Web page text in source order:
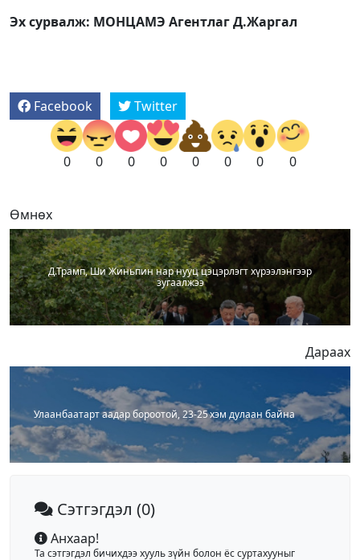
Эх сурвалж: МОНЦАМЭ Агентлаг Д.Жаргал
Facebook Twitter
0 0 0 0 0 0 0 0
Өмнөх
Д.Трамп, Ши Жиньпин нар нууц цэцэрлэгт хүрээлэнгээр
зугаалжээ
Дараах
Улаанбаатарт аадар бороотой, 23-25 хэм дулаан байна
Сэтгэгдэл (0)
Анхаар!
Та сэтгэгдэл бичихдээ хууль зүйн болон ёс суртахууныг